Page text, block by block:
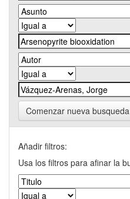
Comenzar nueva busqueda
Añadir filtros:
Usa los filtros para afinar la